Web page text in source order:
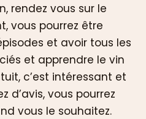
rendez vous sur le
vous pourrez être
et avoir tous les
et apprendre le vin
c’est intéressant et
d’avis, vous pourrez
vous le souhaitez.